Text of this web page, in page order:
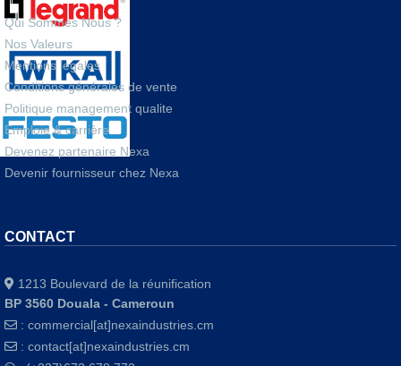
Qui Sommes Nous ?
Nos Valeurs
Mentions legales
Conditions générales de vente
Politique management qualite
Emploie & carrière
Devenez partenaire Nexa
Devenir fournisseur chez Nexa
CONTACT
1213 Boulevard de la réunification
BP 3560 Douala - Cameroun
: commercial[at]nexaindustries.cm
: contact[at]nexaindustries.cm